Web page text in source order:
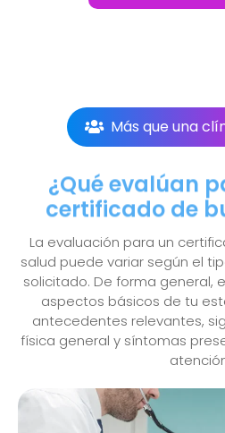
Más que una
¿Qué evalúan
certificado de
La evaluación para un
salud puede variar según el
solicitado. De forma general,
aspectos básicos de tu
antecedentes relevantes,
física general y síntomas